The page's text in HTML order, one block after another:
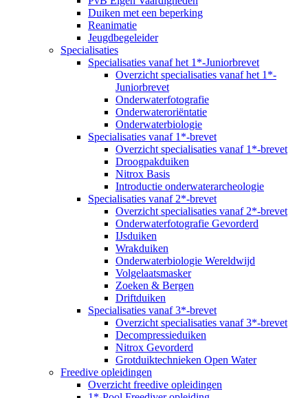
Duiken met een beperking
Reanimatie
Jeugdbegeleider
Specialisaties
Specialisaties vanaf het 1*-Juniorbrevet
Overzicht specialisaties vanaf het 1*-
Juniorbrevet
Onderwaterfotografie
Onderwateroriëntatie
Onderwaterbiologie
Specialisaties vanaf 1*-brevet
Overzicht specialisaties vanaf 1*-brevet
Droogpakduiken
Nitrox Basis
Introductie onderwaterarcheologie
Specialisaties vanaf 2*-brevet
Overzicht specialisaties vanaf 2*-brevet
Onderwaterfotografie Gevorderd
IJsduiken
Wrakduiken
Onderwaterbiologie Wereldwijd
Volgelaatsmasker
Zoeken & Bergen
Driftduiken
Specialisaties vanaf 3*-brevet
Overzicht specialisaties vanaf 3*-brevet
Decompressieduiken
Nitrox Gevorderd
Grotduiktechnieken Open Water
Freedive opleidingen
Overzicht freedive opleidingen